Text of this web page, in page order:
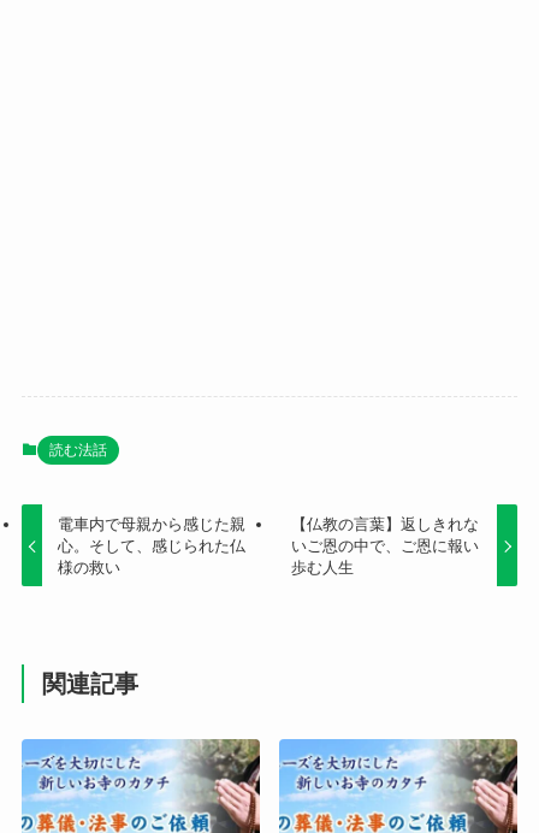
読む法話
電車内で母親から感じた親
心。そして、感じられた仏
様の救い
【仏教の言葉】返しきれな
いご恩の中で、ご恩に報い
歩む人生
関連記事